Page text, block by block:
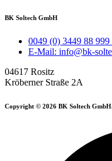
BK Soltech GmbH
0049 (0) 3449 88 999
E-Mail: info@bk-
04617 Rositz
Kröberner Straße 2A
Copyright © 2026 BK Soltech